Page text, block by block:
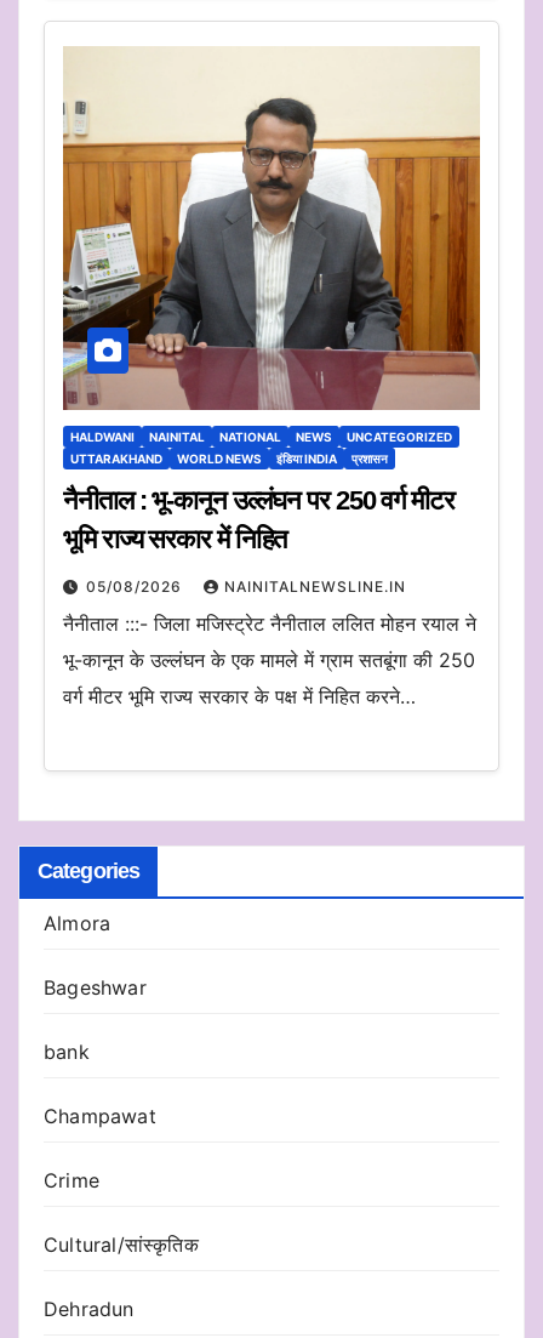
HALDWANI NAINITAL NATIONAL NEWS
UNCATEGORIZED
UTTARAKHAND
WORLD NEWS इंडिया INDIA प्रशासन
नैनीताल : भू-कानून उल्लंघन पर 250 वर्ग मीटर
भूमि राज्य सरकार में निहित
05/08/2026 NAINITALNEWSLINE.IN
नैनीताल :::- जिला मजिस्ट्रेट नैनीताल ललित मोहन रयाल ने
भू-कानून के उल्लंघन के एक मामले में ग्राम सतबूंगा की 250
वर्ग मीटर भूमि राज्य सरकार के पक्ष में निहित करने…
Categories
Almora
Bageshwar
bank
Champawat
Crime
Cultural/सांस्कृतिक
Dehradun